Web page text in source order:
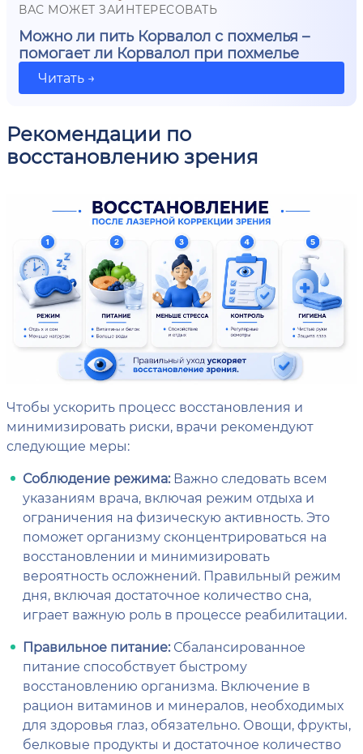
ВАС МОЖЕТ ЗАИНТЕРЕСОВАТЬ
Можно ли пить Корвалол с похмелья –
помогает ли Корвалол при похмелье
Читать →
Рекомендации по
восстановлению зрения
Чтобы ускорить процесс восстановления и
минимизировать риски, врачи рекомендуют
следующие меры:
Соблюдение режима:Важно следовать всем
указаниям врача, включая режим отдыха и
ограничения на физическую активность. Это
поможет организму сконцентрироваться на
восстановлении и минимизировать
вероятность осложнений. Правильный режим
дня, включая достаточное количество сна,
играет важную роль в процессе реабилитации.
Правильное питание:Сбалансированное
питание способствует быстрому
восстановлению организма. Включение в
рацион витаминов и минералов, необходимых
для здоровья глаз, обязательно. Овощи, фрукты,
белковые продукты и достаточное количество